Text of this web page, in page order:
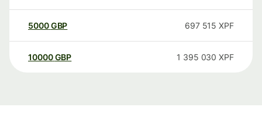
5000GBP 697 515 XPF
10000 GBP 1 395 030 XPF